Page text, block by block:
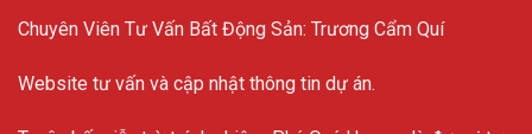
Chuyên Viên Tư Vấn Bất Động Sản: Trương Cẩm Quí
Website tư vấn và cập nhật thông tin dự án.